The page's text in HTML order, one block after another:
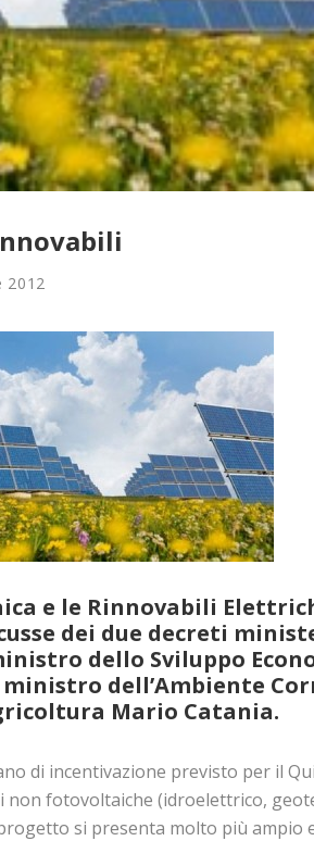
2012
e le Rinnovabili
dei due decreti
dello Sviluppo
dell’Ambiente
Mario Catania.
di incentivazione previsto per il
non fotovoltaiche (idroelettrico,
si presenta molto più ampio